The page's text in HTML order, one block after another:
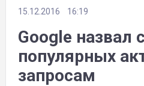
15.12.2016 16:19
Google назвал
популярных
запросам